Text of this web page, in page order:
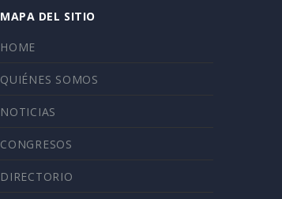
MAPA DEL SITIO
HOME
QUIÉNES SOMOS
NOTICIAS
CONGRESOS
DIRECTORIO